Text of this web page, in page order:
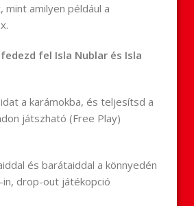
mint amilyen például a
fel Isla Nublar és Isla
a karámokba, és teljesítsd a
játszható (Free Play)
és barátaiddal a könnyedén
drop-out játékopció